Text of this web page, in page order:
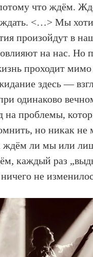
что ждём.
<…> Мы
произойдут в
на нас. Но
проходит
здесь —
одинаково
на проблемы,
но никак не
ждём ли мы или
каждый раз
не